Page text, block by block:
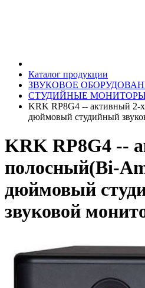
Каталог продукции
ЗВУКОВОЕ
СТУДИЙНЫЕ
KRK RP8G4 -- активный 2-
дюймовый студийный
KRK RP8G4 --
полосный(Bi-
дюймовый
звуковой